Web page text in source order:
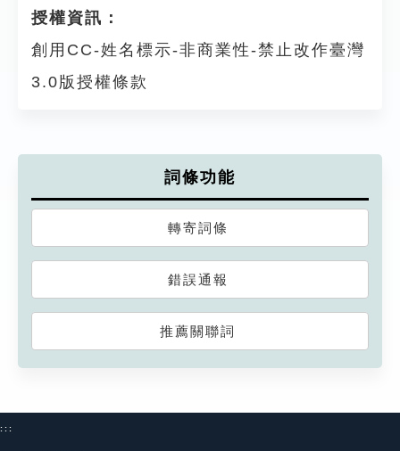
授權資訊：
創用CC-姓名標示-非商業性-禁止改作臺灣
3.0版授權條款
詞條功能
轉寄詞條
錯誤通報
推薦關聯詞
:::